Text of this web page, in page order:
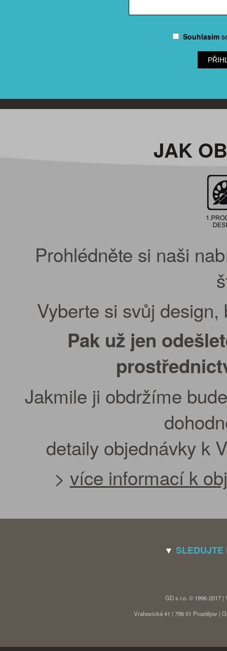
Souhlasím
JAK
Prohlédněte si naši
Vyberte si svůj
Pak už jen
Jakmile ji obdržíme
detaily objednávky k
> více informací k
▼ SLEDUJTE
GD s r.o. © 1996-2017
Vrahovická 41 | 796 01 Prostějov |